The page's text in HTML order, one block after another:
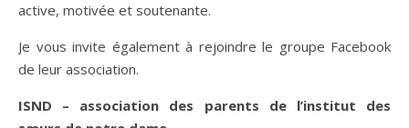
active, motivée et soutenante.
Je vous invite également à rejoindre le groupe Facebook
de leur association.
ISND – association des parents de l’institut des